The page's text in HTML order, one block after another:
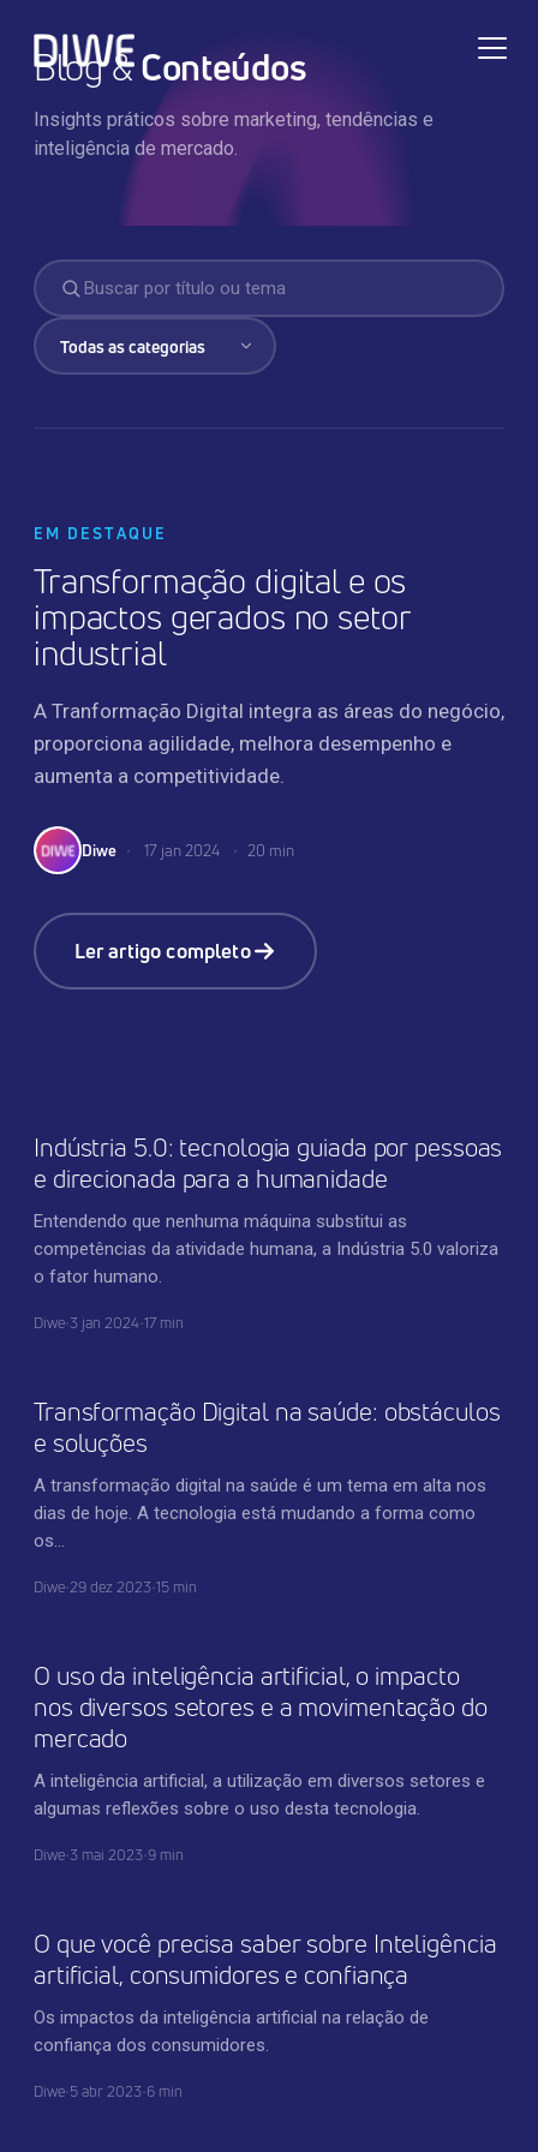
Blog &Conteúdos
Insights práticos sobre marketing, tendências e
inteligência de mercado.
EM DESTAQUE
Transformação digital e os
impactos gerados no setor
industrial
A Tranformação Digital integra as áreas do negócio,
proporciona agilidade, melhora desempenho e
aumenta a competitividade.
Diwe • 17 jan 2024 • 20 min
Ler artigo completo
Indústria 5.0: tecnologia guiada por pessoas
e direcionada para a humanidade
Entendendo que nenhuma máquina substitui as
competências da atividade humana, a Indústria 5.0 valoriza
o fator humano.
Diwe•3 jan 2024•17 min
TRANSFORMAÇÃO DIGITAL
Transformação Digital na saúde: obstáculos
e soluções
A transformação digital na saúde é um tema em alta nos
dias de hoje. A tecnologia está mudando a forma como
os…
Diwe•29 dez 2023•15 min
TECNOLOGIA
O uso da inteligência artificial, o impacto
nos diversos setores e a movimentação do
mercado
A inteligência artificial, a utilização em diversos setores e
algumas reflexões sobre o uso desta tecnologia.
Diwe•3 mai 2023•9 min
TECNOLOGIA
O que você precisa saber sobre Inteligência
artificial, consumidores e confiança
Os impactos da inteligência artificial na relação de
confiança dos consumidores.
Diwe•5 abr 2023•6 min
INOVAÇÃO CORPORATIVA